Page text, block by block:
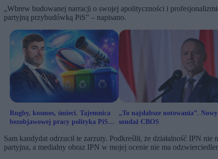
„Wbrew budowanej narracji o swojej apolityczności i
partyjną przybudówką PiS” – napisano.
Rugby, kosmos, śmieci. Tajemnica
bezobjawowej pracy polityka PiS
„To najsłabsze notowania”. Nowy
sondaż CBOS
Sam kandydat odrzucił te zarzuty. Podkreślił, że działalność IPN
partyjna, a medialny obraz IPN w mojej ocenie nie ma